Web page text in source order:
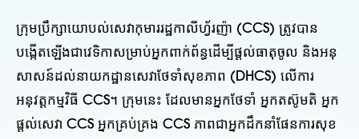
ក្រុមប្រឹក្សាយោបល់សេវាកុមាររដ្ឋកាលីហ្វ័រញ៉ា (CCS) ត្រូវបាន
បង្កើតឡើងជាវេទិកាសម្រាប់អ្នកពាក់ព័ន្ធដើម្បីផ្តល់ធាតុចូល និងអនុ
សាសន៍ដល់នាយកដ្ឋានសេវាថែទាំសុខភាព (DHCS) លើការ
អនុវត្តកម្មវិធី CCS។ ក្រុមនេះ ដែលមានអ្នកថែទាំ អ្នកតស៊ូមតិ អ្នក
ផ្តល់សេវា CCS អ្នកគ្រប់គ្រង CCS ភាពជាអ្នកដឹកនាំផែនការសុខ